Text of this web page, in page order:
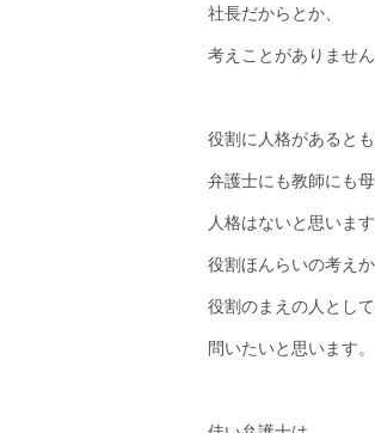
社長だからとか、
考えことがありません
役割に人格があるとも
弁護士にも教師にも母
人格はないと思います
役割ほんらいの考え
役割のまえの人として
問いたいと思います。